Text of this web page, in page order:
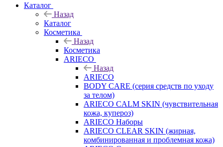
Каталог
Назад
Каталог
Косметика
Назад
Косметика
ARIECO
Назад
ARIECO
BODY CARE (серия средств по уходу
за телом)
ARIECO CALM SKIN (чувствительная
кожа, купероз)
ARIECO Наборы
ARIECO CLEAR SKIN (жирная,
комбинированная и проблемная кожа)